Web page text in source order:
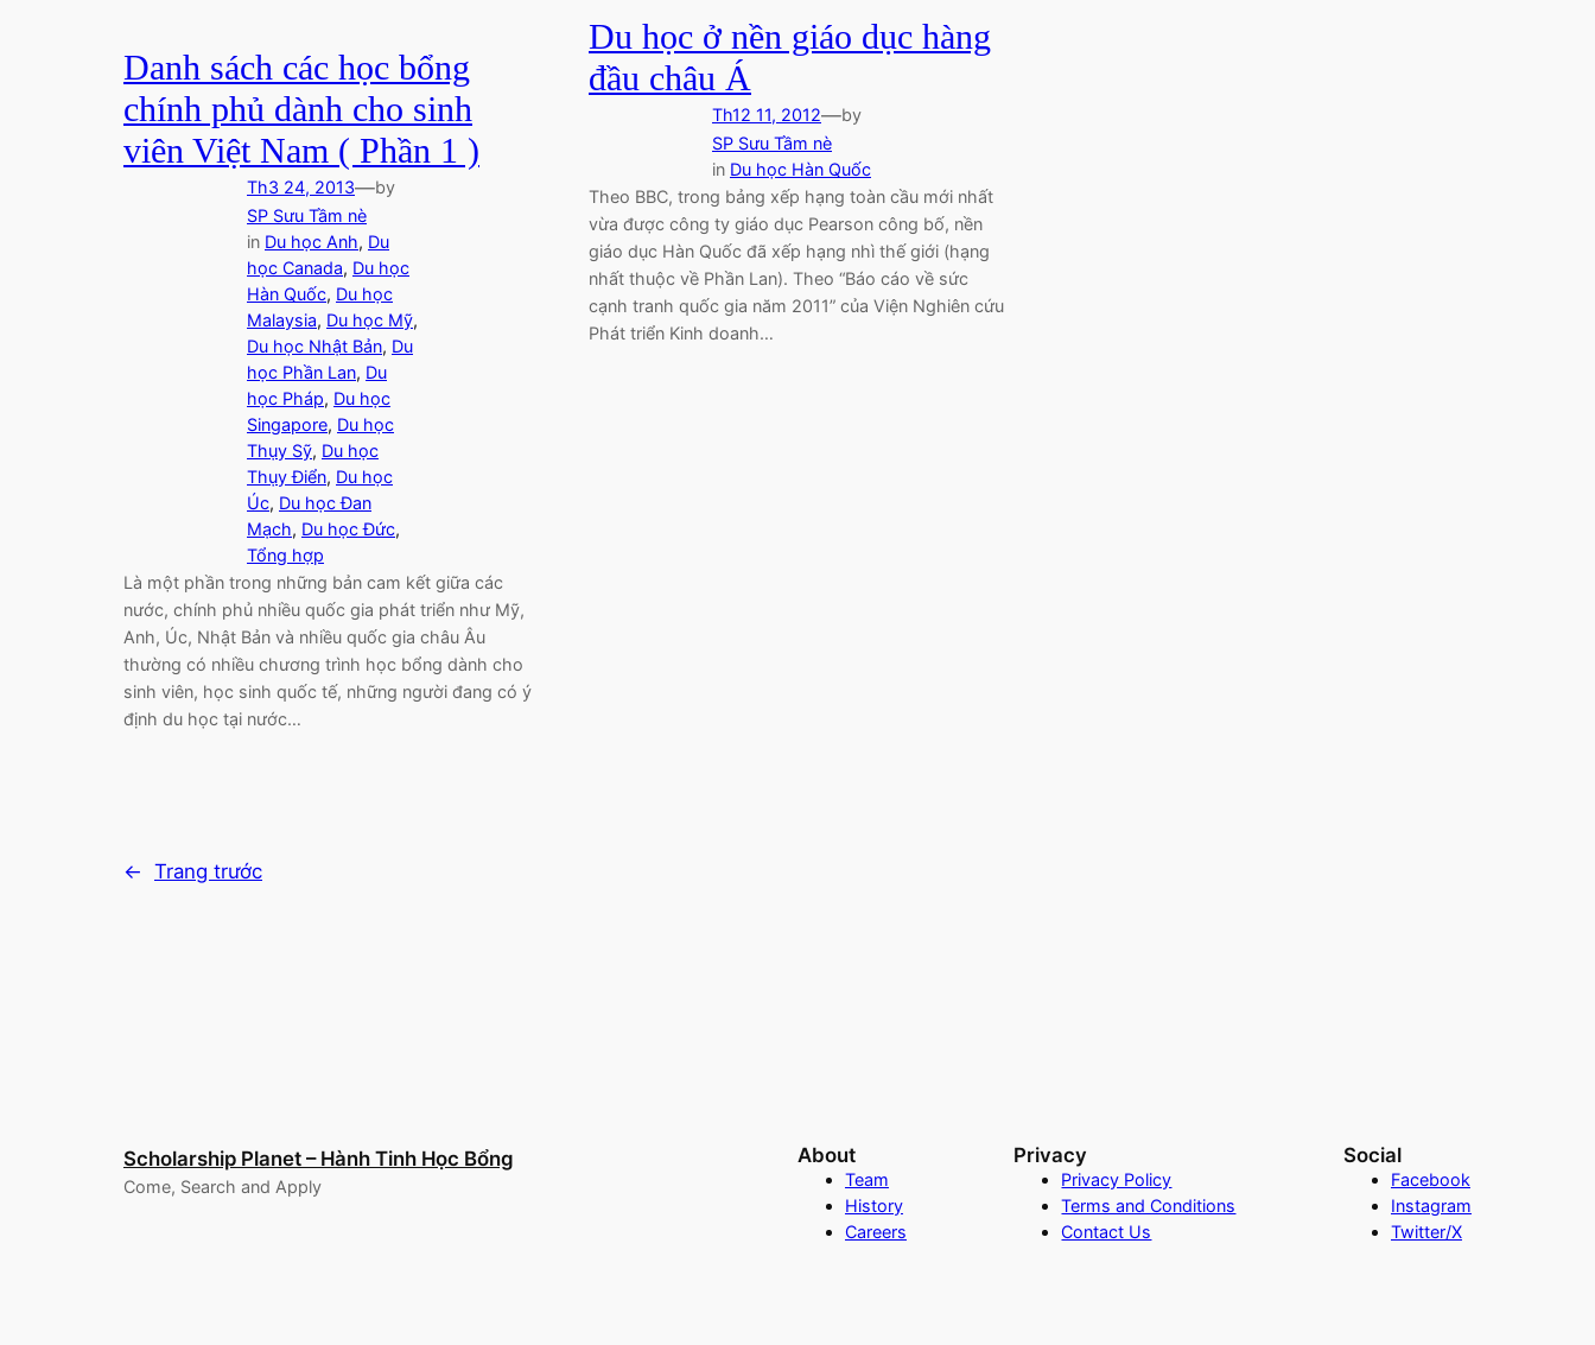
Danh sách các học bổng
chính phủ dành cho sinh
viên Việt Nam ( Phần 1 )
Th3 24, 2013—by
SP Sưu Tầm nè
in Du học Anh, Du
học Canada, Du học
Hàn Quốc, Du học
Malaysia, Du học Mỹ
Du học Nhật Bản, Du
học Phần Lan, Du
học Pháp, Du học
Singapore, Du học
Thụy Sỹ, Du học
Thụy Điển, Du học
Úc, Du học Đan
Mạch, Du học Đức
Tổng hợp
Là một phần trong những bản cam kết giữa các
nước, chính phủ nhiều quốc gia phát triển như Mỹ,
Anh, Úc, Nhật Bản và nhiều quốc gia châu Âu
thường có nhiều chương trình học bổng dành cho
sinh viên, học sinh quốc tế, những người đang có ý
định du học tại nước…
Du học ở nền giáo dục hàng
đầu châu Á
Th12 11, 2012—by
SP Sưu Tầm nè
in Du học Hàn Quốc
Theo BBC, trong bảng xếp hạng toàn cầu mới nhất
vừa được công ty giáo dục Pearson công bố, nền
giáo dục Hàn Quốc đã xếp hạng nhì thế giới (hạng
nhất thuộc về Phần Lan). Theo “Báo cáo về sức
cạnh tranh quốc gia năm 2011” của Viện Nghiên cứu
Phát triển Kinh doanh…
← Trang trước
Scholarship Planet – Hành Tinh Học Bổng
Come, Search and Apply
About
Team
History
Careers
Privacy
Privacy Policy
Terms and Conditions
Contact Us
Social
Facebook
Instagram
Twitter/X